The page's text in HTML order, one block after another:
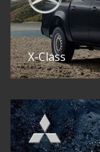
X-Class